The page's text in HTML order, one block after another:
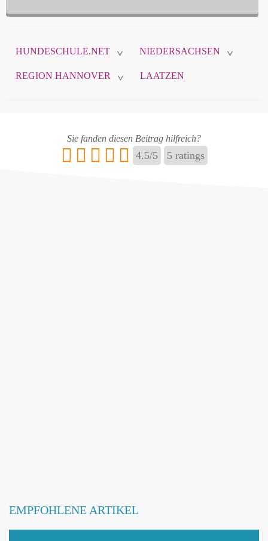
HUNDESCHULE.NET > NIEDERSACHSEN >
REGION HANNOVER > LAATZEN
Sie fanden diesen Beitrag hilfreich?
4.5/5 5ratings
EMPFOHLENE ARTIKEL